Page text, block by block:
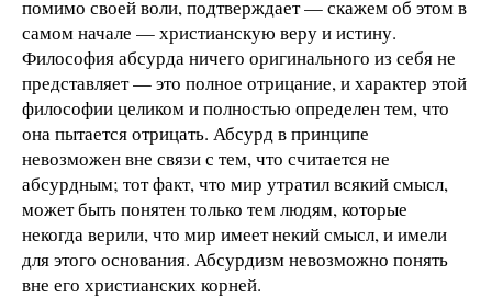
помимо своей воли, подтверждает — скажем об этом в
самом начале — христианскую веру и истину.
Философия абсурда ничего оригинального из себя не
представляет — это полное отрицание, и характер этой
философии целиком и полностью определен тем, что
она пытается отрицать. Абсурд в принципе
невозможен вне связи с тем, что считается не
абсурдным; тот факт, что мир утратил всякий смысл,
может быть понятен только тем людям, которые
некогда верили, что мир имеет некий смысл, и имели
для этого основания. Абсурдизм невозможно понять
вне его христианских корней.